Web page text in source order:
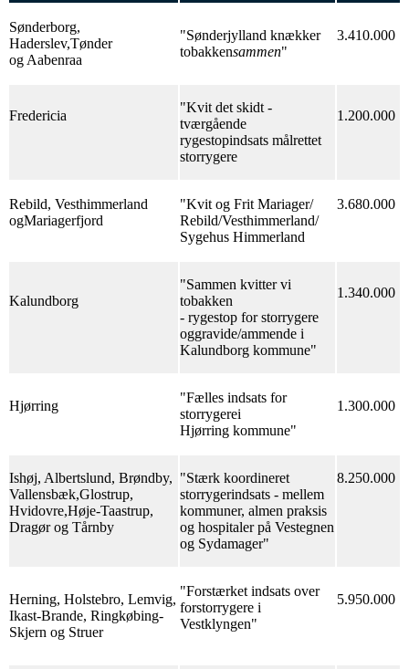
Sønderborg,
Haderslev,Tønder
og Aabenraa
"Sønderjylland knækker
tobakkensammen"
3.410.000
Fredericia
"Kvit det skidt -
tværgående
rygestopindsats målrettet
storrygere
1.200.000
Rebild, Vesthimmerland
ogMariagerfjord
"Kvit og Frit Mariager/
Rebild/Vesthimmerland/
Sygehus Himmerland
3.680.000
Kalundborg
"Sammen kvitter vi
tobakken
- rygestop for storrygere
oggravide/ammende i
Kalundborg kommune"
1.340.000
Hjørring
"Fælles indsats for
storrygerei
Hjørring kommune"
1.300.000
Ishøj, Albertslund, Brøndby,
Vallensbæk,Glostrup,
Hvidovre,Høje-Taastrup,
Dragør og Tårnby
"Stærk koordineret
storrygerindsats - mellem
kommuner, almen praksis
og hospitaler på Vestegnen
og Sydamager"
8.250.000
Herning, Holstebro, Lemvig,
Ikast-Brande, Ringkøbing-
Skjern og Struer
"Forstærket indsats over
forstorrygere i
Vestklyngen"
5.950.000